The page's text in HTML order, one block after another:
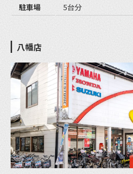
駐車場
5台分
八幡店